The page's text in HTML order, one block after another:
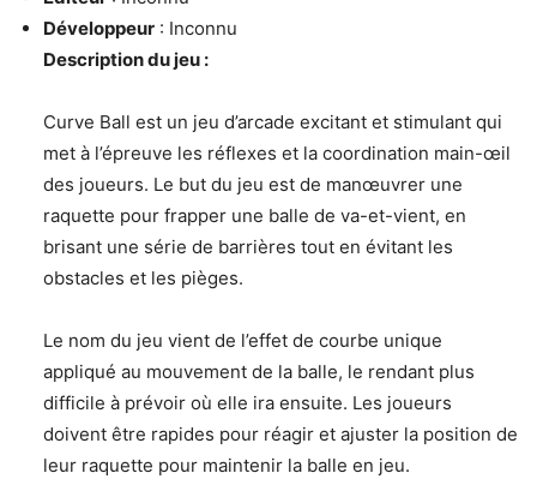
Développeur : Inconnu
Description du jeu :
Curve Ball est un jeu d’arcade excitant et stimulant qui
met à l’épreuve les réflexes et la coordination main-œil
des joueurs. Le but du jeu est de manœuvrer une
raquette pour frapper une balle de va-et-vient, en
brisant une série de barrières tout en évitant les
obstacles et les pièges.
Le nom du jeu vient de l’effet de courbe unique
appliqué au mouvement de la balle, le rendant plus
difficile à prévoir où elle ira ensuite. Les joueurs
doivent être rapides pour réagir et ajuster la position de
leur raquette pour maintenir la balle en jeu.